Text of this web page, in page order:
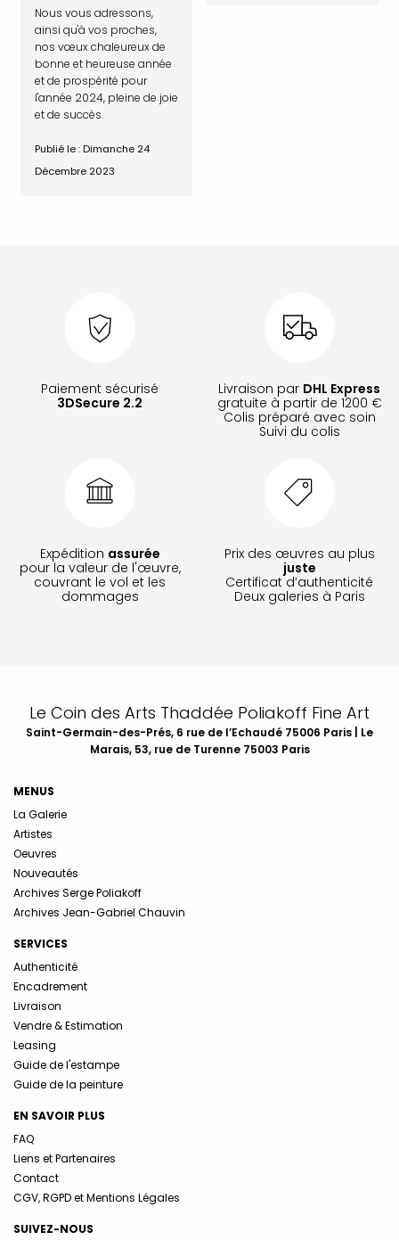
Nous vous adressons,
ainsi qu'à vos proches,
nos vœux chaleureux de
bonne et heureuse année
et de prospérité pour
l'année 2024, pleine de joie
et de succès.
Publié le : Dimanche 24
Décembre 2023
Paiement sécurisé
3DSecure 2.2
Livraison par DHL Express
gratuite à partir de 1200 €
Colis préparé avec soin
Suivi du colis
Expédition assurée
pour la valeur de l'œuvre,
couvrant le vol et les
dommages
Prix des œuvres au plus
juste
Certificat d’authenticité
Deux galeries à Paris
Le Coin des Arts Thaddée Poliakoff Fine Art
Saint-Germain-des-Prés, 6 rue de l’Echaudé 75006 Paris | Le
Marais, 53, rue de Turenne 75003 Paris
MENUS
La Galerie
Artistes
Oeuvres
Nouveautés
Archives Serge Poliakoff
Archives Jean-Gabriel Chauvin
SERVICES
Authenticité
Encadrement
Livraison
Vendre & Estimation
Leasing
Guide de l'estampe
Guide de la peinture
EN SAVOIR PLUS
FAQ
Liens et Partenaires
Contact
CGV, RGPD et Mentions Légales
SUIVEZ-NOUS